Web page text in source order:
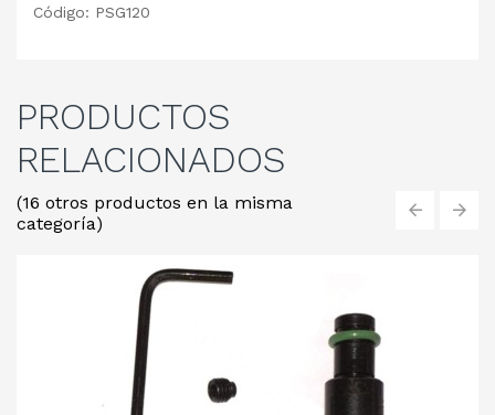
Código: PSG120
PRODUCTOS
RELACIONADOS
(16 otros productos en la misma
categoría)